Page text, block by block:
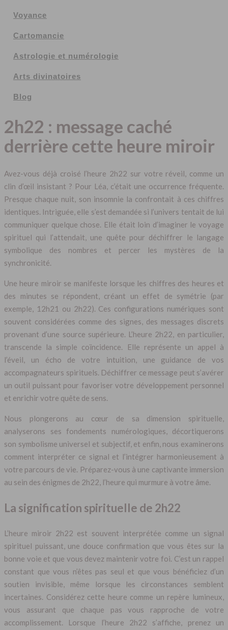
Voyance
Cartomancie
Astrologie et numérologie
Arts divinatoires
Blog
2h22 : message caché
derrière cette heure miroir
Avez-vous déjà croisé l’heure 2h22 sur votre réveil, comme un
clin d’œil insistant ? Pour Léa, c’était une occurrence fréquente.
Presque chaque nuit, son insomnie la confrontait à ces chiffres
identiques. Intriguée, elle s’est demandée si l’univers tentait de lui
communiquer quelque chose. Elle était loin d’imaginer le voyage
spirituel qui l’attendait, une quête pour déchiffrer le langage
symbolique des nombres et percer les mystères de la
synchronicité.
Une heure miroir se manifeste lorsque les chiffres des heures et
des minutes se répondent, créant un effet de symétrie (par
exemple, 12h21 ou 2h22). Ces configurations numériques sont
souvent considérées comme des signes, des messages discrets
provenant d’une source supérieure. L’heure 2h22, en particulier,
transcende la simple coïncidence. Elle représente un appel à
l’éveil, un écho de votre intuition, une guidance de vos
accompagnateurs spirituels. Déchiffrer ce message peut s’avérer
un outil puissant pour favoriser votre développement personnel
et enrichir votre quête de sens.
Nous plongerons au cœur de sa dimension spirituelle,
analyserons ses fondements numérologiques, décortiquerons
son symbolisme universel et subjectif, et enfin, nous examinerons
comment interpréter ce signal et l’intégrer harmonieusement à
votre parcours de vie. Préparez-vous à une captivante immersion
au sein des énigmes de 2h22, l’heure qui murmure à votre âme.
La signification spirituelle de 2h22
L’heure miroir 2h22 est souvent interprétée comme un signal
spirituel puissant, une douce confirmation que vous êtes sur la
bonne voie et que vous devez maintenir votre foi. C’est un rappel
constant que vous n’êtes pas seul et que vous bénéficiez d’un
soutien invisible, même lorsque les circonstances semblent
incertaines. Considérez cette heure comme un repère lumineux,
vous assurant que chaque pas vous rapproche de votre
accomplissement. Lorsque l’heure 2h22 s’affiche, prenez un